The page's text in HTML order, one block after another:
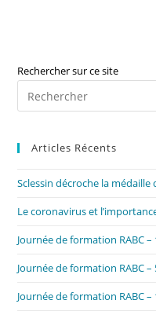
Rechercher sur ce site
Articles Récents
Sclessin décroche la médaille
Le coronavirus et
Journée de formation RABC –
Journée de formation RABC –
Journée de formation RABC –